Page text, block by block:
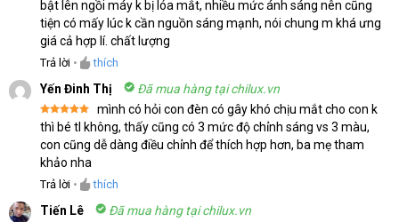
hạng55
sao
bật lên ngồi máy k bị lóa mắt, nhiều mức ánh sáng nên cũng
tiện có mấy lúc k cần nguồn sáng mạnh, nói chung m khá ưng
giá cả hợp lí. chất lượng
Trả lời • thích
Yến Đinh Thị Đã mua hàng tại chilux.vn
Được xếp
hạng5 5
sao
mình có hỏi con đèn có gây khó chịu mắt cho con k
thì bé tl không, thấy cũng có 3 mức độ chỉnh sáng vs 3 màu,
con cũng dễ dàng điều chỉnh để thích hợp hơn, ba mẹ tham
khảo nha
Trả lời • thích
Tiến Lê Đã mua hàng tại chilux.vn